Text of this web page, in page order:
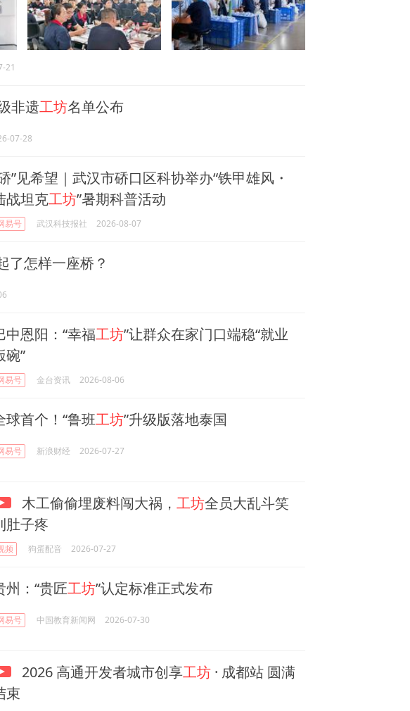
21
非遗工坊名单公布
07-28
”见希望｜武汉市硚口区科协举办“铁甲雄风・
战坦克工坊”暑期科普活动
易号 武汉科技报社 2026-08-07
了怎样一座桥？
中恩阳：“幸福工坊”让群众在家门口端稳“就业
碗”
易号 金台资讯 2026-08-06
球首个！“鲁班工坊”升级版落地泰国
易号 新浪财经 2026-07-27
木工偷偷埋废料闯大祸， 工坊全员大乱斗笑
肚子疼
频 狗蛋配音 2026-07-27
州：“贵匠工坊”认定标准正式发布
易号 中国教育新闻网 2026-07-30
2026 高通开发者城市创享工坊 · 成都站 圆满
束